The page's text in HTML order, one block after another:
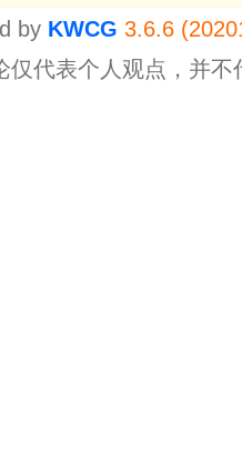
by KWCG 3.6.6
仅代表个人观点，并